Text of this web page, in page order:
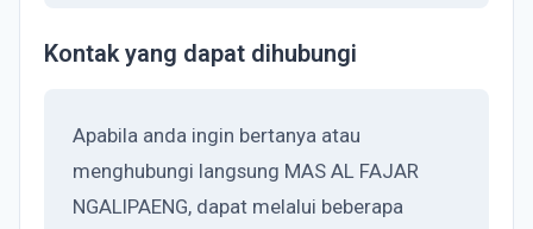
Kontak yang dapat dihubungi
Apabila anda ingin bertanya atau
menghubungi langsung MAS AL FAJAR
NGALIPAENG, dapat melalui beberapa